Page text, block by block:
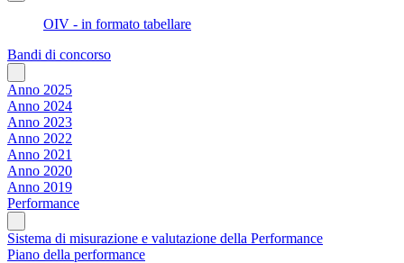
OIV - in formato tabellare
Bandi di concorso
Anno 2025
Anno 2024
Anno 2023
Anno 2022
Anno 2021
Anno 2020
Anno 2019
Performance
Sistema di misurazione e valutazione della Performance
Piano della performance